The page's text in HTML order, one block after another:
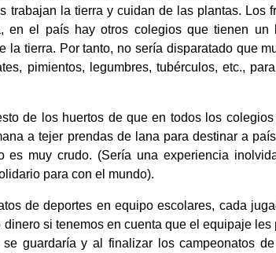
trabajan la tierra y cuidan de las plantas. Los
en el país hay otros colegios que tienen un
la tierra. Por tanto, no sería disparatado que
pimientos, legumbres, tubérculos, etc.,
de los huertos de que en todos los
a tejer prendas de lana para destinar a
es muy crudo. (Sería una experiencia
para con el mundo).
de deportes en equipo escolares, cada
si tenemos en cuenta que el equipaje
guardaría y al finalizar los campeonatos